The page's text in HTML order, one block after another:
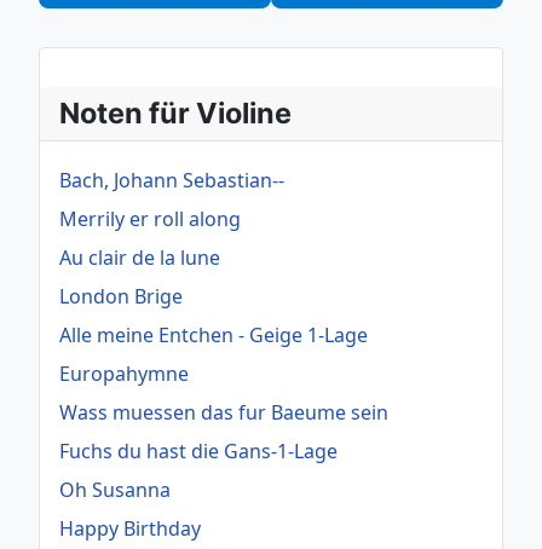
Noten für Violine
Bach, Johann Sebastian--
Merrily er roll along
Au clair de la lune
London Brige
Alle meine Entchen - Geige 1-Lage
Europahymne
Wass muessen das fur Baeume sein
Fuchs du hast die Gans-1-Lage
Oh Susanna
Happy Birthday